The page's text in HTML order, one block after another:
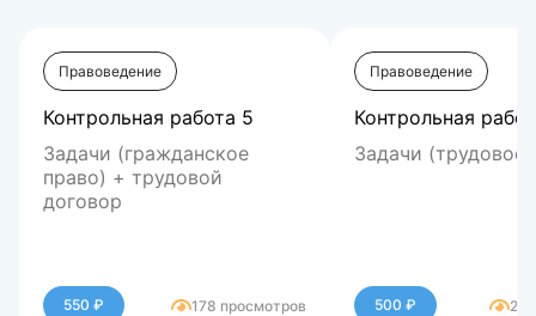
Правоведение
Контрольная работа 5
Задачи (гражданское
право) + трудовой
договор
550 ₽ 178 просмотров
Правоведение
Контрольная
Задачи (трудовое
500 ₽